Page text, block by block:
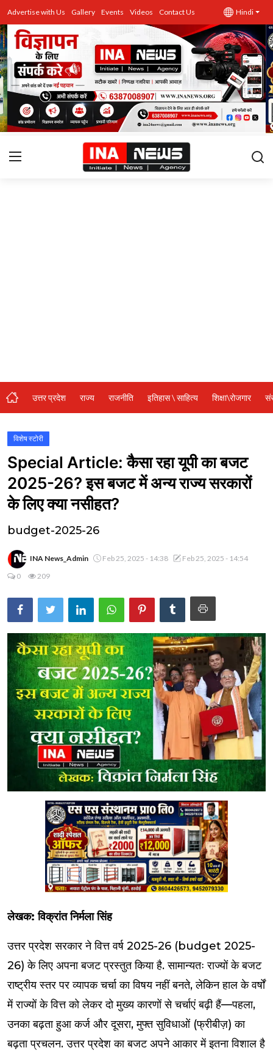
Advertise with Us Gallery Events Videos Contact Us Hindi
उत्तर प्रदेश
Advertise with Us
Events
राज्य
विशेष स्टोरी
अजब गजब
कृषि
नई दिल्ली
टेक्नोलॉजी / बिजनेस
उत्तर प्रदेश राज्य राजनीति इतिहास \ साहित्य शिक्षा\रोजगार
विशेष स्टोरी
Special Article: कैसा रहा यूपी का बजट
2025-26? इस बजट में अन्य राज्य सरकारों
के लिए क्या नसीहत?
budget-2025-26
INA News_Admin Feb 25, 2025 - 14:38
Feb 25, 2025 - 14:54
0
209
लेखक: विक्रांत निर्मला सिंह
उत्तर प्रदेश सरकार ने वित्त वर्ष 2025-26 (budget 2025-
26) के लिए अपना बजट प्रस्तुत किया है. सामान्यतः राज्यों के बजट
राष्ट्रीय स्तर पर व्यापक चर्चा का विषय नहीं बनते, लेकिन हाल के वर्षों
में राज्यों के वित्त को लेकर दो मुख्य कारणों से चर्चाएं बढ़ी हैं—पहला,
उनका बढ़ता हुआ कर्ज और दूसरा, मुफ्त सुविधाओं (फ्रीबीज़) का
बढ़ता प्रचलन. उत्तर प्रदेश का बजट अपने आकार में इतना विशाल है